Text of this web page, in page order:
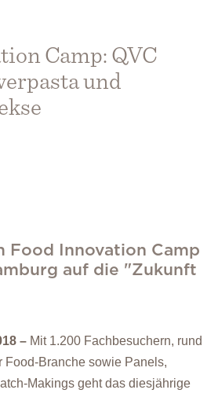
Camp: QVC
und
Food Innovation Camp
auf die "Zukunft
– Mit 1.200 Fachbesuchern, rund
Food-Branche sowie Panels,
Makings geht das diesjährige